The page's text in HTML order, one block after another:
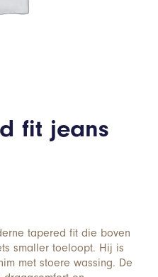
fit jeans
tapered fit die boven
smaller toeloopt. Hij is
met stoere wassing. De